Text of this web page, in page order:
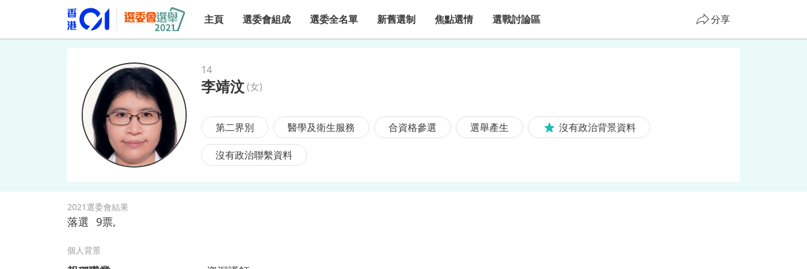
主頁 選委會組成 選委全名單 新舊選制 焦點選情 選戰討論區 分享
李靖汶
14
李靖汶(女)
第二界別 醫學及衛生服務 合資格參選 選舉產生 沒有政治背景資料
沒有政治聯繫資料
2021選委會結果
落選 9票,
個人背景